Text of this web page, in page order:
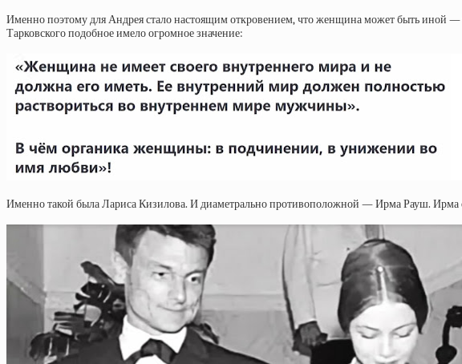
Именно поэтому для Андрея стало настоящим откровением, что женщина может быть иной
Тарковского подобное имело огромное значение:
Именно такой была Лариса Кизилова. И диаметрально противоположной — Ирма Рауш. Ирма